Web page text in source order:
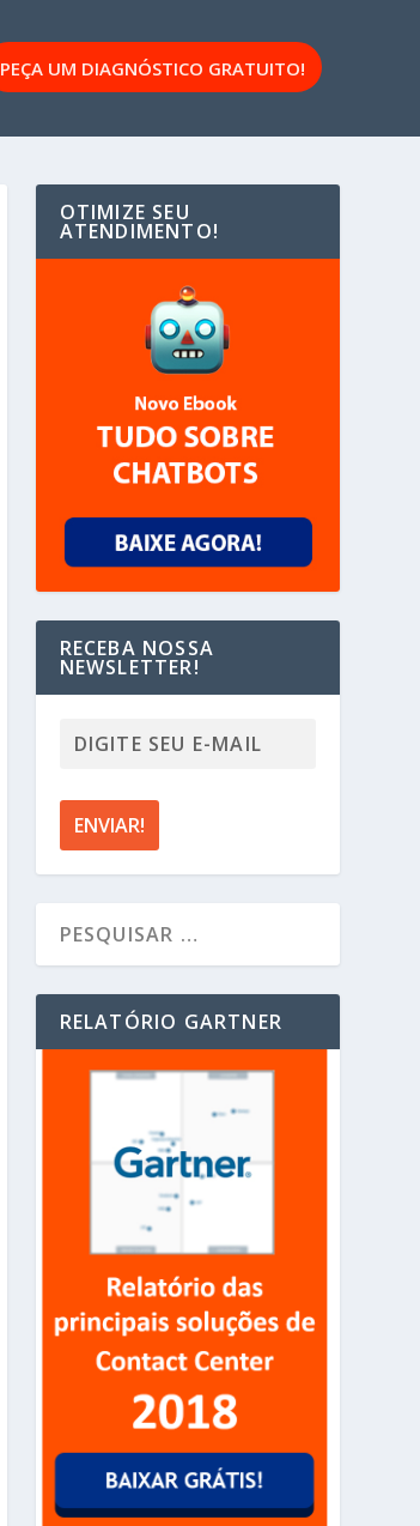
PEÇA UM DIAGNÓSTICO GRATUITO!
OTIMIZE SEU
ATENDIMENTO!
RECEBA NOSSA
NEWSLETTER!
RELATÓRIO GARTNER